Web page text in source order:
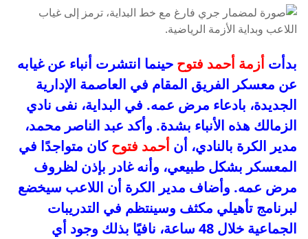
بدأت أزمة أحمد فتوح حينما انتشرت أنباء عن غيابه
عن معسكر الفريق المقام في العاصمة الإدارية
الجديدة، بادعاء مرض عمه. في البداية، نفى نادي
الزمالك هذه الأنباء بشدة. وأكد عبد الناصر محمد،
مدير الكرة بالنادي، أن أحمد فتوحكان متواجدًا في
المعسكر بشكل طبيعي، وأنه غادر بإذن لظروف
مرض عمه. وأضاف مدير الكرة أن اللاعب سيخضع
لبرنامج تأهيلي مكثف وسينتظم في التدريبات
الجماعية خلال 48 ساعة، نافيًا بذلك وجود أي